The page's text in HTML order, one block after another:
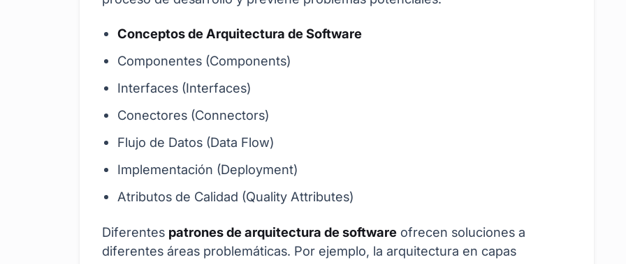
Conceptos de Arquitectura de Software
Componentes (Components)
Interfaces (Interfaces)
Conectores (Connectors)
Flujo de Datos (Data Flow)
Implementación (Deployment)
Atributos de Calidad (Quality Attributes)
Diferentes patrones de arquitectura de software ofrecen soluciones a
diferentes áreas problemáticas. Por ejemplo, la arquitectura en capas